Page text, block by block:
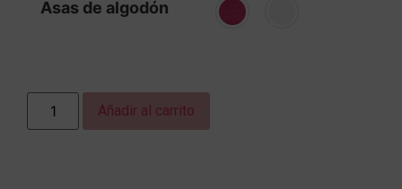
Asas de algodón
Añadir al carrito